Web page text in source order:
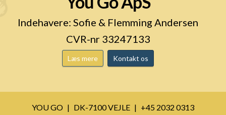
Indehavere: Sofie & Flemming Andersen
CVR-nr 33247133
Læs mere Kontakt os
YOU GO DK-7100 VEJLE
+45 2032 0313